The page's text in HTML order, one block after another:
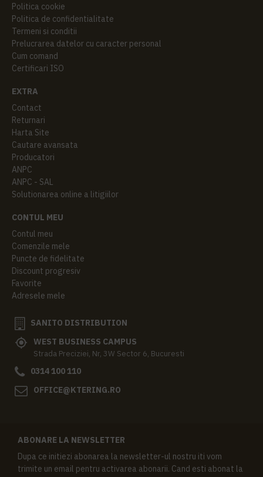
Politica cookie
Politica de confidentialitate
Termeni si conditii
Prelucrarea datelor cu caracter personal
Cum comand
Certificari ISO
EXTRA
Contact
Returnari
Harta Site
Cautare avansata
Producatori
ANPC
ANPC - SAL
Solutionarea online a litigiilor
CONTUL MEU
Contul meu
Comenzile mele
Puncte de fidelitate
Discount progresiv
Favorite
Adresele mele
SANITO DISTRIBUTION
WEST BUSINESS CAMPUS
Strada Preciziei, Nr, 3W Sector 6, Bucuresti
0314 100 110
OFFICE@KTERING.RO
ABONARE LA NEWSLETTER
Dupa ce initiezi abonarea la newsletter-ul nostru iti vom
trimite un email pentru activarea abonarii. Cand esti abonat la